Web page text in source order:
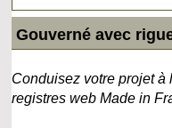
Gouverné avec
Conduisez votre projet à
registres web Made in